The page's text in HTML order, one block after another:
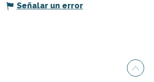
Señalar un error